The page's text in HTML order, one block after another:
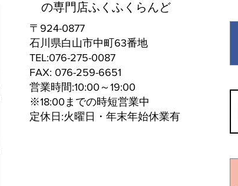
の専門店ふくふくらんど
〒924-0877
石川県白山市中町63番地
TEL:076-275-0087
FAX: 076-259-6651
営業時間:10:00～19:00
※18:00までの時短営業中
定休日:火曜日・年末年始休業有